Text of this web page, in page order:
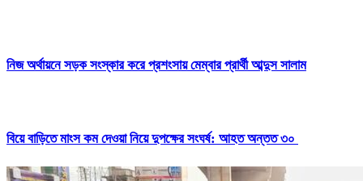
নিজ অর্থায়নে সড়ক সংস্কার করে প্রশংসায় মেম্বার প্রার্থী আব্দুস সালাম
বিয়ে বাড়িতে মাংস কম দেওয়া নিয়ে দুপক্ষের সংঘর্ষ: আহত অন্তত ৩০ ​